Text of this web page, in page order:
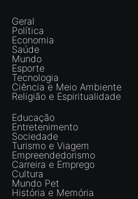
Geral
Política
Economia
Saúde
Mundo
Esporte
Tecnologia
Ciência e Meio Ambiente
Religião e Espiritualidade
Educação
Entretenimento
Sociedade
Turismo e Viagem
Empreendedorismo
Carreira e Emprego
Cultura
Mundo Pet
História e Memória